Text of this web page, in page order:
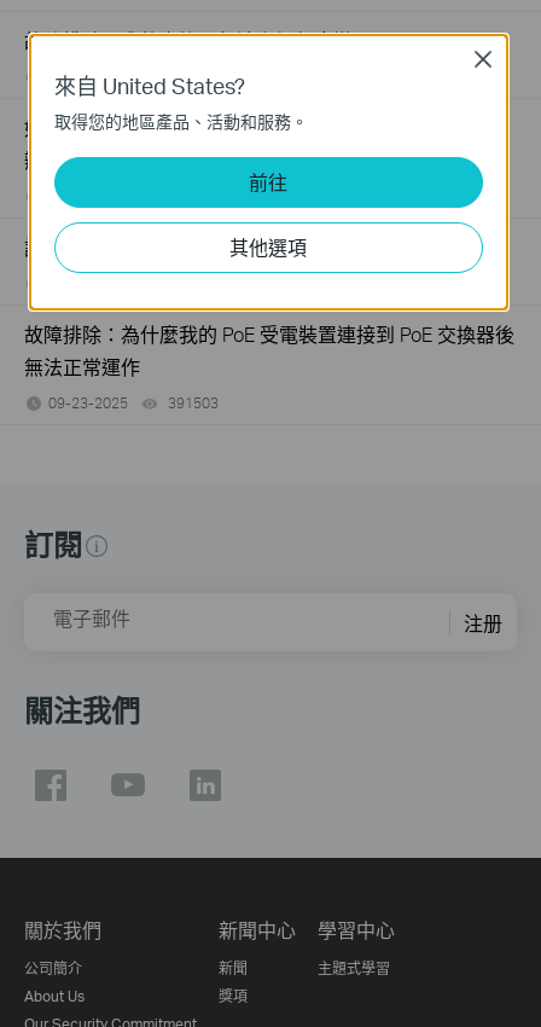
故障排除：我的交換器無法上網怎麼辦？
01-08-2025 184176 views
如果我無法存取TP-Link交換器的Web管理頁面，該怎麼
辦？
02-13-2026 views
該如何選擇PoE交換器？
故障排除：為什麼我的 PoE 受電裝置連接到 PoE 交換器後
無法正常運作
09-23-2025 391503
訂閱
電子郵件 注册
關注我們
關於我們
公司簡介
About Us
新聞中心
新聞
獎項
學習中心
主題式學習
來自 United States?
取得您的地區產品、活動和服務。
前往
其他選項
Close